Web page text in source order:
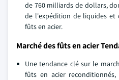
de 760 milliards de dollars,
de l'expédition de liquides
fûts en acier.
Marché des fûts en acier
Une tendance clé sur le
fûts en acier